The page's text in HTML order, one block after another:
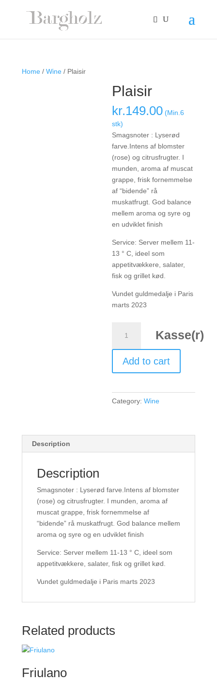
Home/ Wine/ Plaisir
Plaisir
kr.149.00 (Min.6
stk)
Smagsnoter : Lyserød
farve.Intens af blomster
(rose) og citrusfrugter. I
munden, aroma af muscat
grappe, frisk fornemmelse
af “bidende” rå
muskatfrugt. God balance
mellem aroma og syre og
en udviklet finish
Service: Server mellem 11-
13 ° C, ideel som
appetitvækkere, salater,
fisk og grillet kød.
Vundet guldmedalje i Paris
marts 2023
quantity
Add to cart
Kasse(r)
Category:Wine
Description
Description
Smagsnoter : Lyserød farve.Intens af blomster
(rose) og citrusfrugter. I munden, aroma af
muscat grappe, frisk fornemmelse af
“bidende” rå muskatfrugt. God balance mellem
aroma og syre og en udviklet finish
Service: Server mellem 11-13 ° C, ideel som
appetitvækkere, salater, fisk og grillet kød.
Vundet guldmedalje i Paris marts 2023
Related products
Friulano